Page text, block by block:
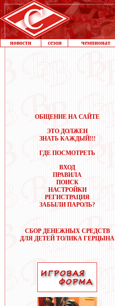
новости сезон чемпионат
ОБЩЕНИЕ НА САЙТЕ
ЭТО ДОЛЖЕН
ЗНАТЬ КАЖДЫЙ!!!
ГДЕ ПОСМОТРЕТЬ
ВХОД
ПРАВИЛА
ПОИСК
НАСТРОЙКИ
РЕГИСТРАЦИЯ
ЗАБЫЛИ ПАРОЛЬ?
СБОР ДЕНЕЖНЫХ СРЕДСТВ
ДЛЯ ДЕТЕЙ ТОЛИКА ГЕРЦЫНА